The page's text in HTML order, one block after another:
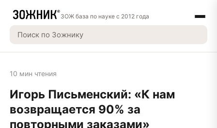
ЗОЖ база по науке с 2012 года
10 мин чтения
Игорь Письменский: «К нам
возвращается 90% за
повторными заказами»